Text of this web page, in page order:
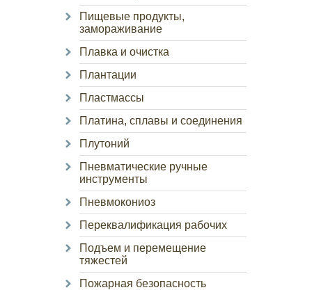
Пищевые продукты,
замораживание
Плавка и очистка
Плантации
Пластмассы
Платина, сплавы и соединения
Плутоний
Пневматические ручные
инструменты
Пневмокониоз
Переквалификация рабочих
Подъем и перемещение
тяжестей
Пожарная безопасность